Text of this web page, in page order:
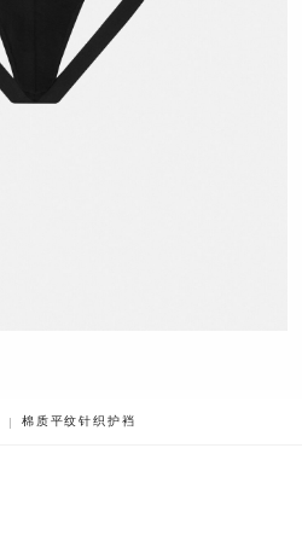
BREADCRUMB.ADA.LABEL.CURRENT
棉质平纹针织护裆